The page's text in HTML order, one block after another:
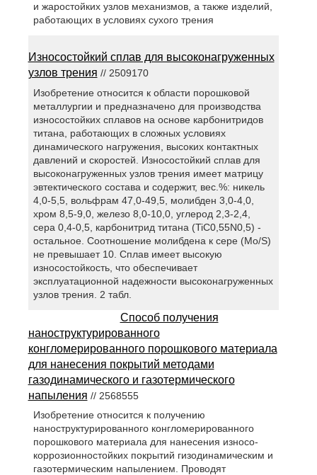
и жаростойких узлов механизмов, а также изделий,
работающих в условиях сухого трения
Износостойкий сплав для высоконагруженных
узлов трения // 2509170
Изобретение относится к области порошковой
металлургии и предназначено для производства
износостойких сплавов на основе карбонитридов
титана, работающих в сложных условиях
динамического нагружения, высоких контактных
давлений и скоростей. Износостойкий сплав для
высоконагруженных узлов трения имеет матрицу
эвтектического состава и содержит, вес.%: никель
4,0-5,5, вольфрам 47,0-49,5, молибден 3,0-4,0,
хром 8,5-9,0, железо 8,0-10,0, углерод 2,3-2,4,
сера 0,4-0,5, карбонитрид титана (TiC0,55N0,5) -
остальное. Соотношение молибдена к сере (Mo/S)
не превышает 10. Сплав имеет высокую
износостойкость, что обеспечивает
эксплуатационной надежности высоконагруженных
узлов трения. 2 табл.
Способ получения
наноструктурированного
конгломерированного порошкового материала
для нанесения покрытий методами
газодинамического и газотермического
напыления // 2568555
Изобретение относится к получению
наноструктурированного конгломерированного
порошкового материала для нанесения износо-
коррозионностойких покрытий гизодинамическим и
газотермическим напылением. Проводят